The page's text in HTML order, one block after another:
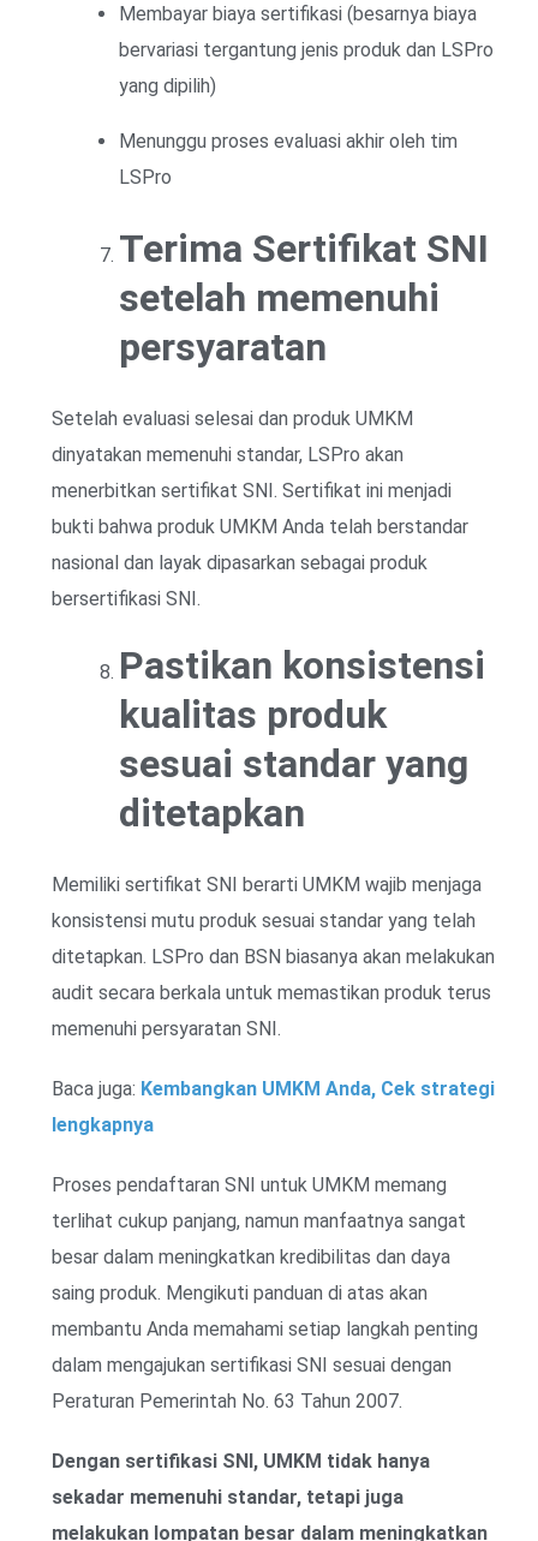
Membayar biaya sertifikasi (besarnya biaya
bervariasi tergantung jenis produk dan LSPro
yang dipilih)
Menunggu proses evaluasi akhir oleh tim
LSPro
Terima Sertifikat SNI
setelah memenuhi
persyaratan
Setelah evaluasi selesai dan produk UMKM
dinyatakan memenuhi standar, LSPro akan
menerbitkan sertifikat SNI. Sertifikat ini menjadi
bukti bahwa produk UMKM Anda telah berstandar
nasional dan layak dipasarkan sebagai produk
bersertifikasi SNI.
Pastikan konsistensi
kualitas produk
sesuai standar yang
ditetapkan
Memiliki sertifikat SNI berarti UMKM wajib menjaga
konsistensi mutu produk sesuai standar yang telah
ditetapkan. LSPro dan BSN biasanya akan melakukan
audit secara berkala untuk memastikan produk terus
memenuhi persyaratan SNI.
Baca juga: Kembangkan UMKM Anda, Cek strategi
lengkapnya
Proses pendaftaran SNI untuk UMKM memang
terlihat cukup panjang, namun manfaatnya sangat
besar dalam meningkatkan kredibilitas dan daya
saing produk. Mengikuti panduan di atas akan
membantu Anda memahami setiap langkah penting
dalam mengajukan sertifikasi SNI sesuai dengan
Peraturan Pemerintah No. 63 Tahun 2007.
Dengan sertifikasi SNI, UMKM tidak hanya
sekadar memenuhi standar, tetapi juga
melakukan lompatan besar dalam meningkatkan